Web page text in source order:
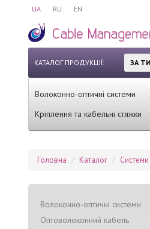
UA RU EN
КАТАЛОГ ПРОДУКЦІЇ: ЗА
Волоконно-оптичні системи
Кріплення та кабельні стяжки
Головна Каталог
Волоконно-оптичні системи
Оптоволоконний кабель